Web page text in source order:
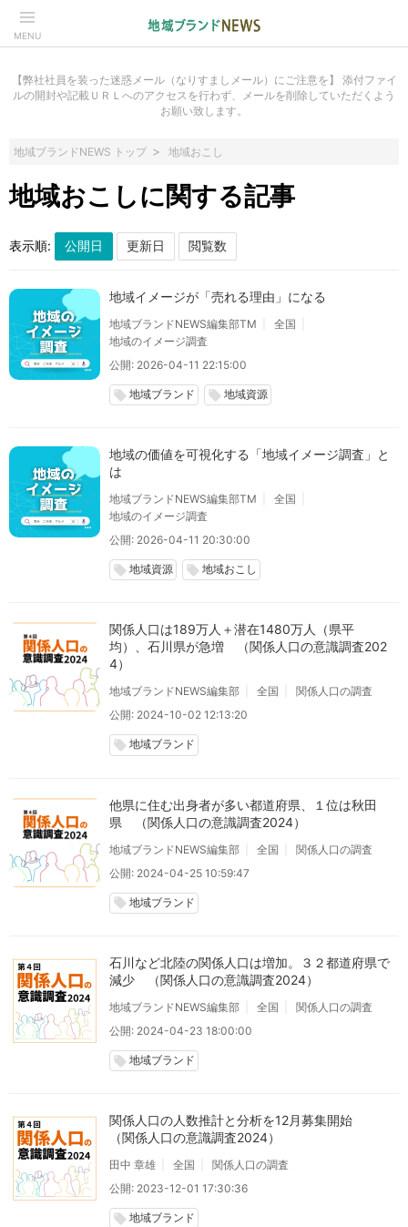
MENU
【弊社社員を装った迷惑メール（なりすましメール）にご注意を】 添付ファイ
ルの開封や記載ＵＲＬへのアクセスを行わず、メールを削除していただくよう
お願い致します。
地域ブランドNEWS トップ 地域おこし
地域おこしに関する記事
表示順:
地域イメージが「売れる理由」になる
地域ブランドNEWS編集部TM
全国
地域のイメージ調査
公開: 2026-04-11 22:15:00
local_offer 地域ブランド local_offer 地域資源
地域の価値を可視化する「地域イメージ調査」と
は
地域ブランドNEWS編集部TM
全国
地域のイメージ調査
公開: 2026-04-11 20:30:00
local_offer 地域資源 local_offer 地域おこし
関係人口は189万人＋潜在1480万人（県平
均）、石川県が急増 （関係人口の意識調査202
4）
地域ブランドNEWS編集部 全国
関係人口の調査
公開: 2024-10-02 12:13:20
local_offer 地域ブランド
他県に住む出身者が多い都道府県、１位は秋田
県 （関係人口の意識調査2024）
地域ブランドNEWS編集部 全国
関係人口の調査
公開: 2024-04-25 10:59:47
local_offer 地域ブランド
石川など北陸の関係人口は増加。３２都道府県で
減少 （関係人口の意識調査2024）
地域ブランドNEWS編集部 全国
関係人口の調査
公開: 2024-04-23 18:00:00
local_offer 地域ブランド
関係人口の人数推計と分析を12月募集開始
（関係人口の意識調査2024）
田中 章雄 全国
関係人口の調査
公開: 2023-12-01 17:30:36
local_offer 地域ブランド